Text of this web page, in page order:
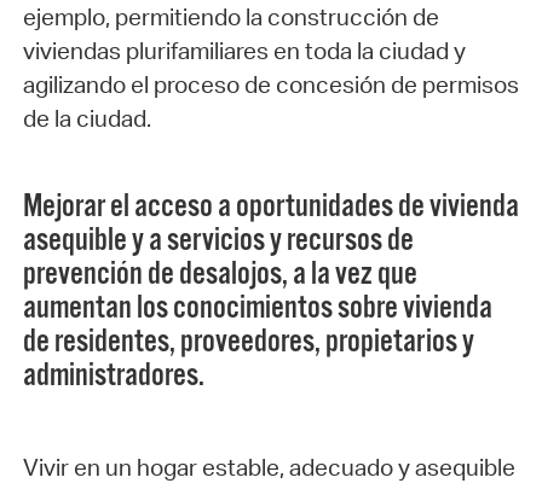
ejemplo, permitiendo la construcción de
viviendas plurifamiliares en toda la ciudad y
agilizando el proceso de concesión de permisos
de la ciudad.
Mejorar el acceso a oportunidades de vivienda
asequible y a servicios y recursos de
prevención de desalojos, a la vez que
aumentan los conocimientos sobre vivienda
de residentes, proveedores, propietarios y
administradores.
Vivir en un hogar estable, adecuado y asequible